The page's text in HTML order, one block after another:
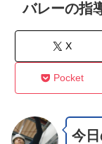
バレーの指
X
Pocket
今